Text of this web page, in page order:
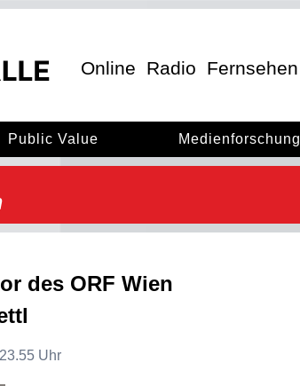
Online Radio Fernsehen
Public Value Medienforschung
des ORF Wien
Uhr